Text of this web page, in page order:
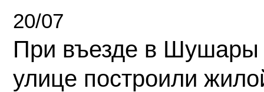
20/07
При въезде в Шушары
улице построили